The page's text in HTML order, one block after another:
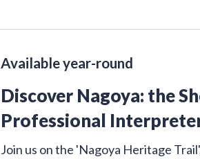
Available year-round
Discover Nagoya: the
Professional
Join us on the 'Nagoya Heritage